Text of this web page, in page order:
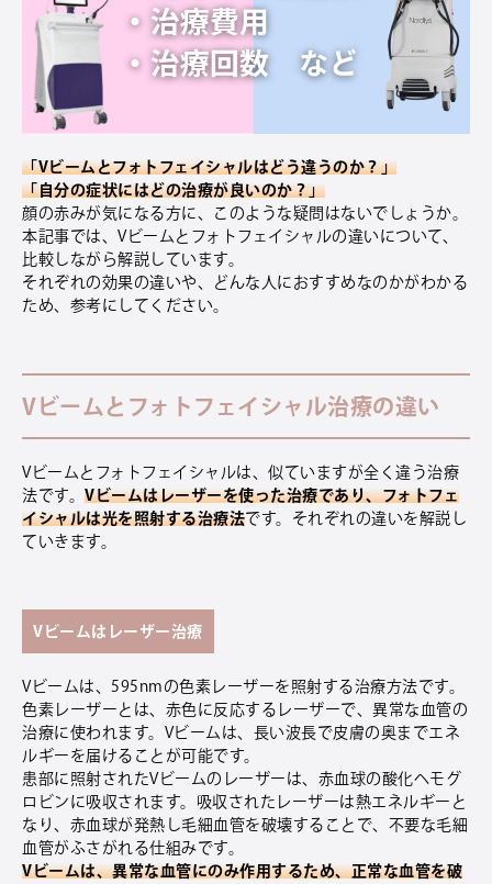
「Vビームとフォトフェイシャルはどう違うのか？」
「自分の症状にはどの治療が良いのか？」
顔の赤みが気になる方に、このような疑問はないでしょうか。
本記事では、Vビームとフォトフェイシャルの違いについて、
比較しながら解説しています。
それぞれの効果の違いや、どんな人におすすめなのかがわかる
ため、参考にしてください。
Vビームとフォトフェイシャル治療の違い
Vビームとフォトフェイシャルは、似ていますが全く違う治療
法です。 Vビームはレーザーを使った治療であり、フォトフェ
イシャルは光を照射する治療法です。それぞれの違いを解説し
ていきます。
Vビームはレーザー治療
Vビームは、595nmの色素レーザーを照射する治療方法です。
色素レーザーとは、赤色に反応するレーザーで、異常な血管の
治療に使われます。Vビームは、長い波長で皮膚の奥までエネ
ルギーを届けることが可能です。
患部に照射されたVビームのレーザーは、赤血球の酸化ヘモグ
ロビンに吸収されます。吸収されたレーザーは熱エネルギーと
なり、赤血球が発熱し毛細血管を破壊することで、不要な毛細
血管がふさがれる仕組みです。
Vビームは、異常な血管にのみ作用するため、正常な血管を破